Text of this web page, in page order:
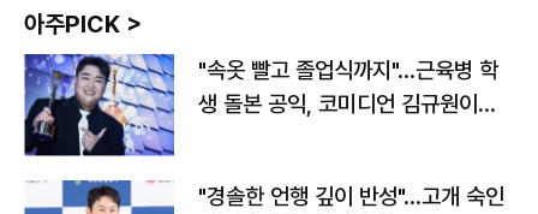
아주PICK >
"속옷 빨고 졸업식까지"…근육병 학
생 돌본 공익, 코미디언 김규원이었
"경솔한 언행 깊이 반성"…고개 숙인